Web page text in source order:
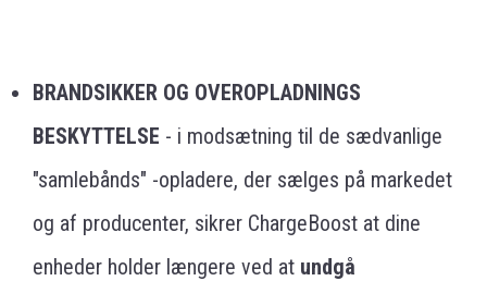
BRANDSIKKER OG OVEROPLADNINGS
BESKYTTELSE - i modsætning til de sædvanlige
"samlebånds" -opladere, der sælges på markedet
og af producenter, sikrer ChargeBoost at dine
enheder holder længere ved at undgå